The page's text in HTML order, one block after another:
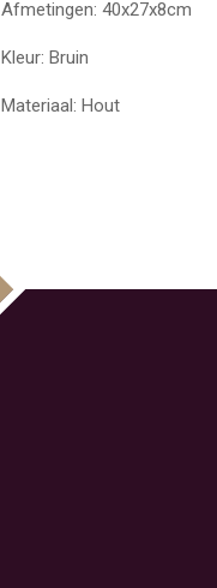
Afmetingen: 40x27x8cm
Kleur: Bruin
Materiaal: Hout